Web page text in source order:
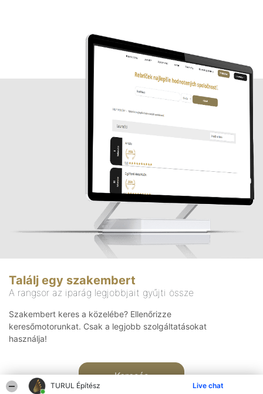
TURUL Építész Live chat
Találj egy szakembert
A rangsor az iparág legjobbjait gyűjti össze
Szakembert keres a közelébe? Ellenőrizze
keresőmotorunkat. Csak a legjobb szolgáltatásokat
használja!
Keresés